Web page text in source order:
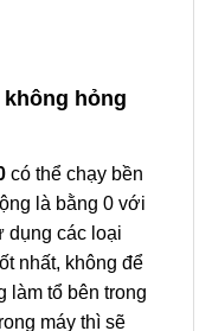
không hỏng
có thể chạy bền
là bằng 0 với
dụng các loại
nhất, không để
làm tổ bên trong
máy thì sẽ